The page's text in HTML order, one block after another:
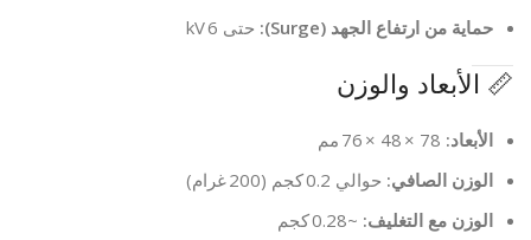
حماية من ارتفاع الجهد (Surge):
حتى 6 kV
📏 الأبعاد والوزن
الأبعاد:
الوزن الصافي: حوالي 0.2 كجم (200 غرام)
الوزن مع التغليف: ~0.28 كجم